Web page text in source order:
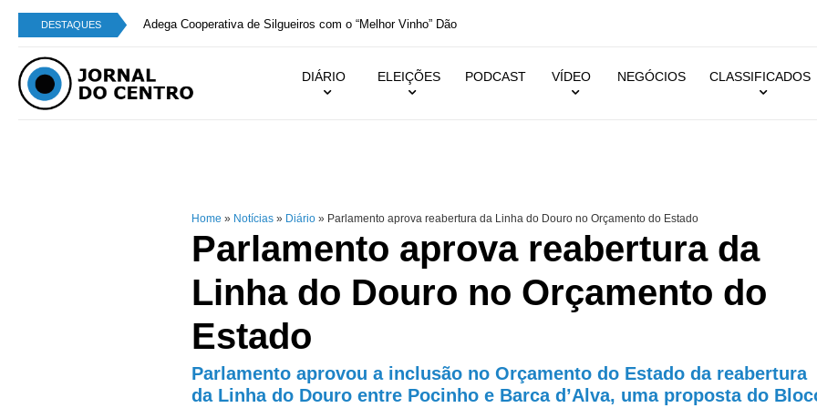
DESTAQUES Adega Cooperativa de Silgueiros com o “Melhor Vinho” Dão
DIÁRIO ELEIÇÕES PODCAST VÍDEO NEGÓCIOS CLASSIFICADOS
Home » Notícias » Diário » Parlamento aprova reabertura da Linha do Douro no Orçamento do Estado
Parlamento aprova reabertura da
Linha do Douro no Orçamento do
Estado
Parlamento aprovou a inclusão no Orçamento do Estado da reabertura
da Linha do Douro entre Pocinho e Barca d’Alva, uma proposta do